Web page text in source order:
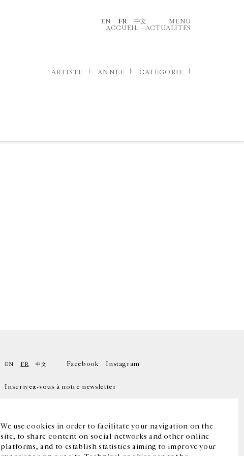
We use cookies in order to facilitate your navigation on the
site, to share content on social networks and other online
platforms, and to establish statistics aiming to improve your
EN FR 中文
MENU
ACCUEIL – ACTUALITÉS
ARTISTE ANNÉE CATÉGORIE
EN FR 中文 Facebook Instagram
Inscrivez-vous à notre newsletter